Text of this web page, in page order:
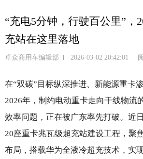
转
到
内
“充电5分钟，行驶百公里”，
充站在这里落地
卓众商用车编辑部 2026-03-02 20:42:01
在“双碳”目标纵深推进、新能源重卡
2026年，制约电动重卡走向干线物
效率问题，正在被广东率先打破。近
20座重卡兆瓦级超充站建设工程，聚
布局，搭载华为全液冷超充技术，实